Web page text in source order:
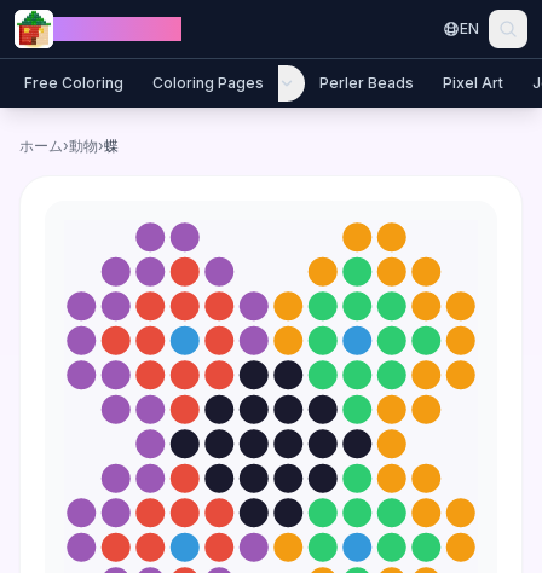
Skip to content
EN
Free Coloring Coloring Pages Perler Beads Pixel Art
ホーム›動物›蝶